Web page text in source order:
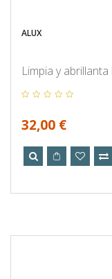
ALUX
Limpia y
32,00 €